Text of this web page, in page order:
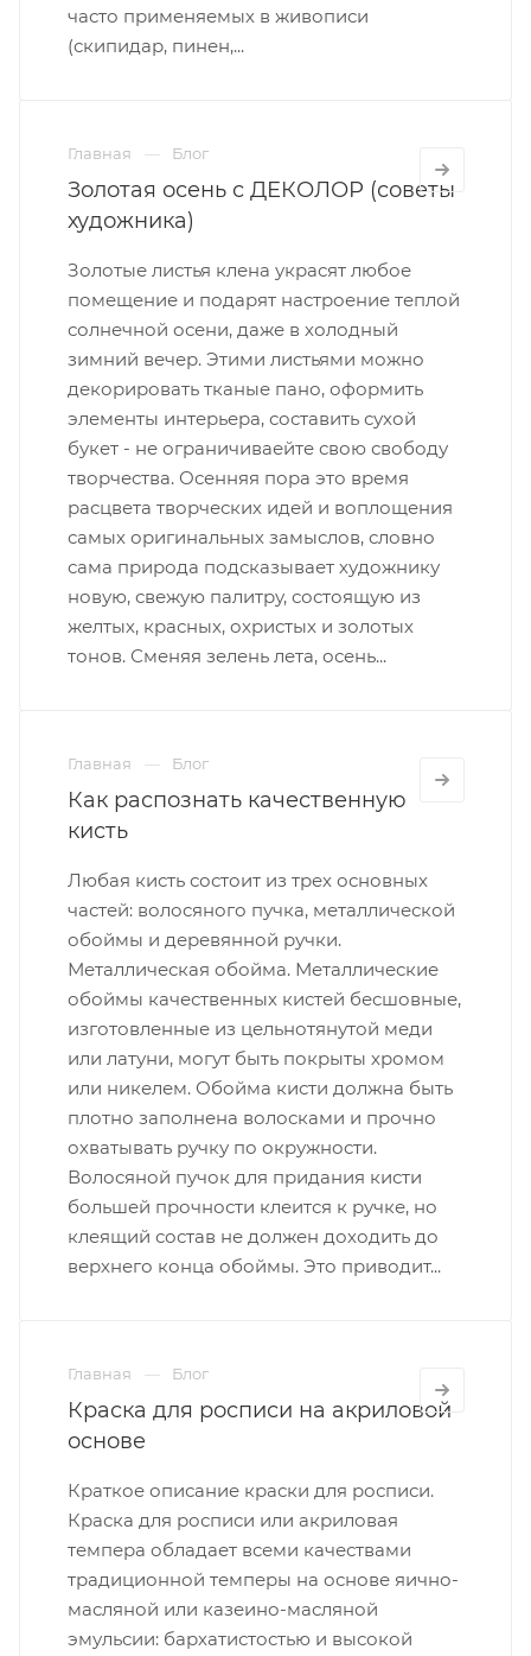
часто применяемых в живописи
(скипидар, пинен,...
Главная Блог
Золотая осень с ДЕКОЛОР (советы
художника)
Золотые листья клена украсят любое
помещение и подарят настроение теплой
солнечной осени, даже в холодный
зимний вечер. Этими листьями можно
декорировать тканые пано, оформить
элементы интерьера, составить сухой
букет - не ограничиваейте свою свободу
творчества. Осенняя пора это время
расцвета творческих идей и воплощения
самых оригинальных замыслов, словно
сама природа подсказывает художнику
новую, свежую палитру, состоящую из
желтых, красных, охристых и золотых
тонов. Сменяя зелень лета, осень...
Главная Блог
Как распознать качественную
кисть
Любая кисть состоит из трех основных
частей: волосяного пучка, металлической
обоймы и деревянной ручки.
Металлическая обойма. Металлические
обоймы качественных кистей бесшовные,
изготовленные из цельнотянутой меди
или латуни, могут быть покрыты хромом
или никелем. Обойма кисти должна быть
плотно заполнена волосками и прочно
охватывать ручку по окружности.
Волосяной пучок для придания кисти
большей прочности клеится к ручке, но
клеящий состав не должен доходить до
верхнего конца обоймы. Это приводит...
Главная Блог
Краска для росписи на акриловой
основе
Краткое описание краски для росписи.
Краска для росписи или акриловая
темпера обладает всеми качествами
традиционной темперы на основе яично-
масляной или казеино-масляной
эмульсии: бархатистостью и высокой